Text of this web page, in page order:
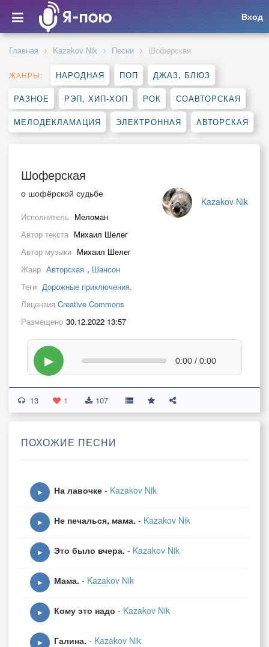
Вход
Главная Kazakov Nik Песни Шоферская
ЖАНРЫ: НАРОДНАЯ ПОП ДЖАЗ, БЛЮЗ
РАЗНОЕ РЭП, ХИП-ХОП РОК СОАВТОРСКАЯ
МЕЛОДЕКЛАМАЦИЯ ЭЛЕКТРОННАЯ АВТОРСКАЯ
Шоферская
Kazakov Nik
о шофёрской судьбе
Исполнитель Меломан
Автор текста Михаил Шелег
Автор музыки Михаил Шелег
Жанр Авторская , Шансон
Теги Дорожные приключения.
Лицензия Creative Commons
Размещено 30.12.2022 13:57
▶ 0:00 / 0:00
13 1 107
ПОХОЖИЕ ПЕСНИ
▶ На лавочке - Kazakov Nik
▶ Не печалься, мама. - Kazakov Nik
▶ Это было вчера. - Kazakov Nik
▶ Мама. - Kazakov Nik
▶ Кому это надо - Kazakov Nik
▶ Галина. - Kazakov Nik